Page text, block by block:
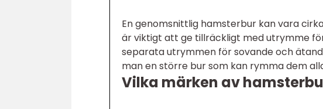
En genomsnittlig hamsterbur kan vara
är viktigt att ge tillräckligt med utrymme
separata utrymmen för sovande och
man en större bur som kan rymma dem
Vilka märken av